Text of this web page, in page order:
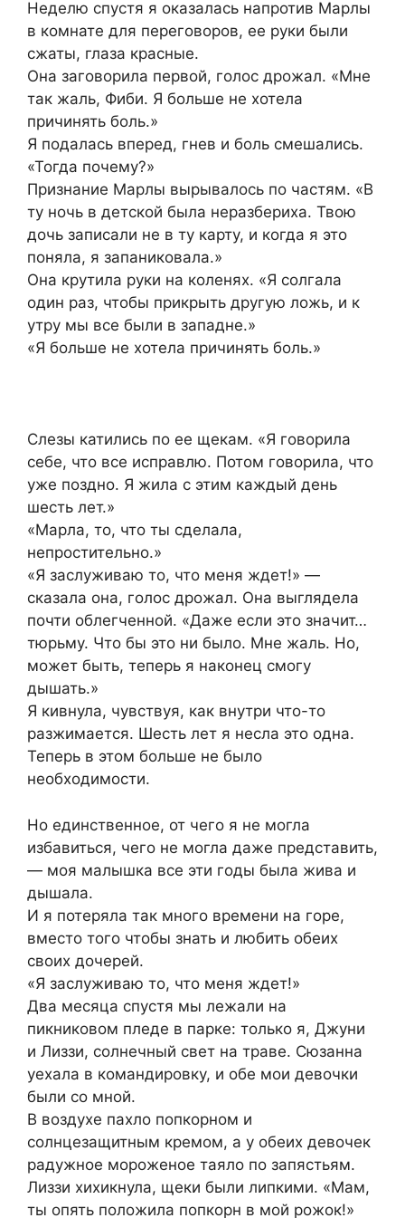
Неделю спустя я оказалась напротив Марлы
в комнате для переговоров, ее руки были
сжаты, глаза красные.
Она заговорила первой, голос дрожал. «Мне
так жаль, Фиби. Я больше не хотела
причинять боль.»
Я подалась вперед, гнев и боль смешались.
«Тогда почему?»
Признание Марлы вырывалось по частям. «В
ту ночь в детской была неразбериха. Твою
дочь записали не в ту карту, и когда я это
поняла, я запаниковала.»
Она крутила руки на коленях. «Я солгала
один раз, чтобы прикрыть другую ложь, и к
утру мы все были в западне.»
«Я больше не хотела причинять боль.»
Слезы катились по ее щекам. «Я говорила
себе, что все исправлю. Потом говорила, что
уже поздно. Я жила с этим каждый день
шесть лет.»
«Марла, то, что ты сделала,
непростительно.»
«Я заслуживаю то, что меня ждет!» —
сказала она, голос дрожал. Она выглядела
почти облегченной. «Даже если это значит…
тюрьму. Что бы это ни было. Мне жаль. Но,
может быть, теперь я наконец смогу
дышать.»
Я кивнула, чувствуя, как внутри что-то
разжимается. Шесть лет я несла это одна.
Теперь в этом больше не было
необходимости.
Но единственное, от чего я не могла
избавиться, чего не могла даже представить,
— моя малышка все эти годы была жива и
дышала.
И я потеряла так много времени на горе,
вместо того чтобы знать и любить обеих
своих дочерей.
«Я заслуживаю то, что меня ждет!»
Два месяца спустя мы лежали на
пикниковом пледе в парке: только я, Джуни
и Лиззи, солнечный свет на траве. Сюзанна
уехала в командировку, и обе мои девочки
были со мной.
В воздухе пахло попкорном и
солнцезащитным кремом, а у обеих девочек
радужное мороженое таяло по запястьям.
Лиззи хихикнула, щеки были липкими. «Мам,
ты опять положила попкорн в мой рожок!»